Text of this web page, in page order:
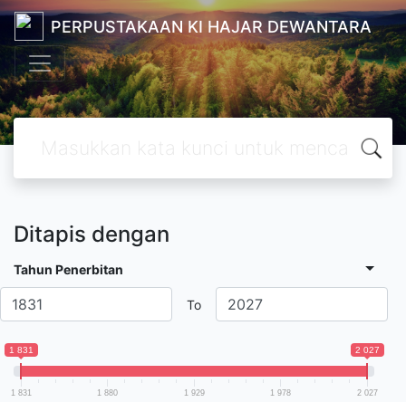
PERPUSTAKAAN KI HAJAR DEWANTARA
Ditapis dengan
Tahun Penerbitan
To
1 831 2 027
1 831 1 880 1 929 1 978 2 027